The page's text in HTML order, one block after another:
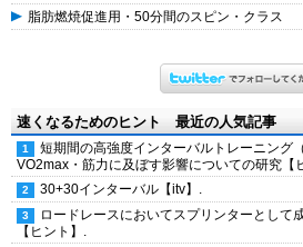
脂肪燃焼促進用・50分間のスピン・クラス
速くなるためのヒント 最近の人気記事
短期間の高強度インターバルトレーニング
VO2max・筋力に及ぼす影響についての研究【
30+30インターバル【itv】.
ロードレースにおいてスプリンターとして
【ヒント】.